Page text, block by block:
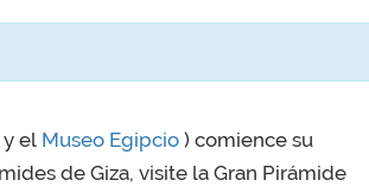
y el Museo Egipcio ) comience su
de Giza, visite la Gran Pirámide